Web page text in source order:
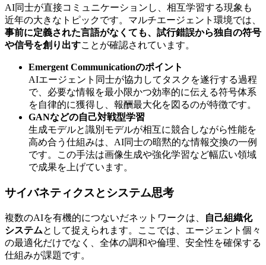
AI同士が直接コミュニケーションし、相互学習する現象も
近年の大きなトピックです。マルチエージェント環境では、
事前に定義された言語がなくても、試行錯誤から独自の符号
や信号を創り出すことが確認されています。
Emergent Communicationのポイント
AIエージェント同士が協力してタスクを遂行する過程
で、必要な情報を最小限かつ効率的に伝える符号体系
を自律的に獲得し、報酬最大化を図るのが特徴です。
GANなどの自己対戦型学習
生成モデルと識別モデルが相互に競合しながら性能を
高め合う仕組みは、AI同士の暗黙的な情報交換の一例
です。この手法は画像生成や強化学習など幅広い領域
で成果を上げています。
サイバネティクスとシステム思考
複数のAIを有機的につないだネットワークは、
自己組織化
システムとして捉えられます。ここでは、エージェント個々
の最適化だけでなく、全体の調和や倫理、安全性を確保する
仕組みが課題です。